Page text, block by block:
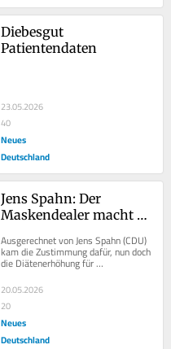
Diebesgut
Patientendaten
23.05.2026
40
Neues
Deutschland
Jens Spahn: Der
Maskendealer macht
Ausgerechnet von Jens Spahn (CDU)
kam die Zustimmung dafür, nun doch
die Diätenerhöhung für
Bundestagsabgeordnete in diesem
Jahr auszusetzen....
20.05.2026
20
Neues
Deutschland